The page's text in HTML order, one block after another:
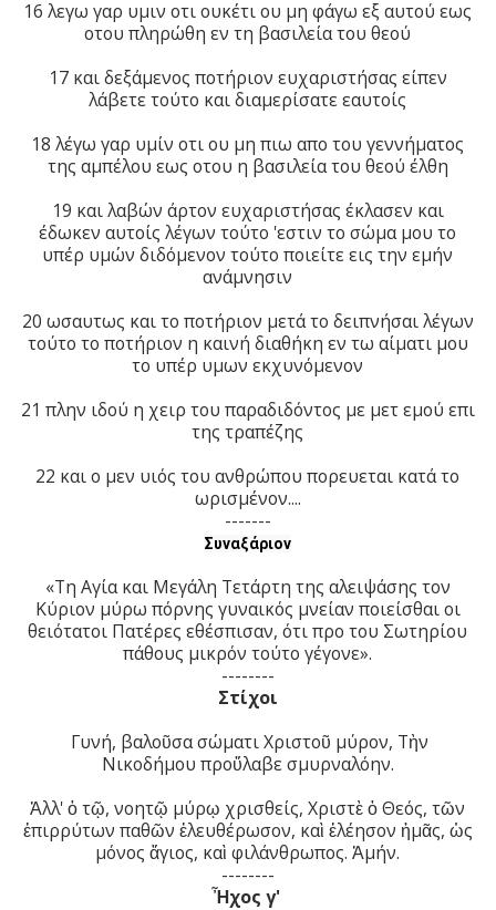
16 λεγω γαρ υμιν οτι ουκέτι ου μη φάγω εξ αυτού εως
οτου πληρώθη εν τη βασιλεία του θεού
17 και δεξάμενος ποτήριον ευχαριστήσας είπεν
λάβετε τούτο και διαμερίσατε εαυτοίς
18 λέγω γαρ υμίν οτι ου μη πιω απο του γεννήματος
της αμπέλου εως οτου η βασιλεία του θεού έλθη
19 και λαβών άρτον ευχαριστήσας έκλασεν και
έδωκεν αυτοίς λέγων τούτο 'εστιν το σώμα μου το
υπέρ υμών διδόμενον τούτο ποιείτε εις την εμήν
ανάμνησιν
20 ωσαυτως και το ποτήριον μετά το δειπνήσαι λέγων
τούτο το ποτήριον η καινή διαθήκη εν τω αίματι μου
το υπέρ υμων εκχυνόμενον
21 πλην ιδού η χειρ του παραδιδόντος με μετ εμού επι
της τραπέζης
22 και ο μεν υιός του ανθρώπου πορευεται κατά το
ωρισμένον....
-------
Συναξάριον
«Τη Αγία και Μεγάλη Τετάρτη της αλειψάσης τον
Κύριον μύρω πόρνης γυναικός μνείαν ποιείσθαι οι
θειότατοι Πατέρες εθέσπισαν, ότι προ του Σωτηρίου
πάθους μικρόν τούτο γέγονε».
--------
Στίχοι
Γυνή, βαλοῦσα σώματι Χριστοῦ μύρον, Τὴν
Νικοδήμου προὔλαβε σμυρναλόην.
Ἀλλ' ὁ τῷ, νοητῷ μύρῳ χρισθείς, Χριστὲ ὁ Θεός, τῶν
ἐπιρρύτων παθῶν ἐλευθέρωσον, καὶ ἐλέησον ἡμᾶς, ὡς
μόνος ἅγιος, καὶ φιλάνθρωπος. Ἀμήν.
--------
Ἦχος γ'